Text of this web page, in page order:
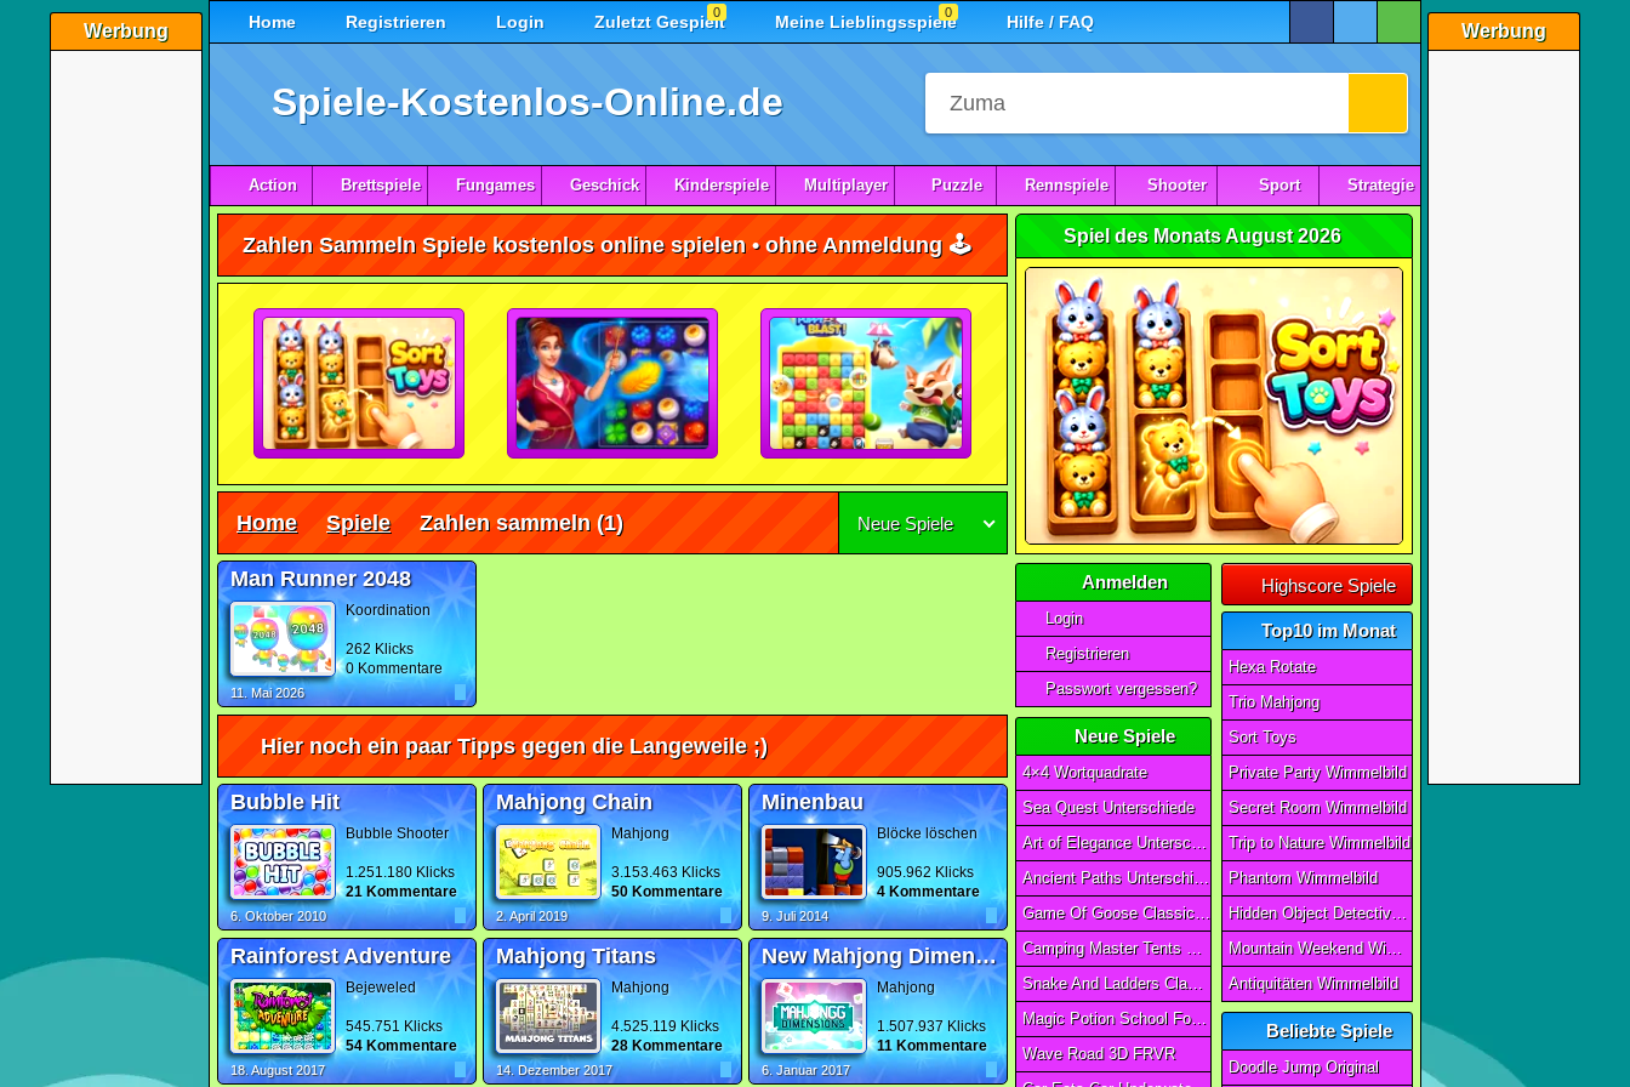
Werbung Werbung
Home Registrieren Login Zuletzt Gespielt
0 Meine Lieblingsspiele
0 Hilfe / FAQ
Spiele-Kostenlos-Online.de
Action Brettspiele Fungames Geschick Kinderspiele Multiplayer Puzzle Rennspiele Shooter Sport Strategie
Zahlen Sammeln Spiele kostenlos online spielen • ohne Anmeldung 🕹️
Home Spiele Zahlen sammeln (1) Neue Spiele
Man Runner 2048
Koordination
262 Klicks
0 Kommentare
11. Mai 2026
Hier noch ein paar Tipps gegen die Langeweile ;)
Bubble Hit
Bubble Shooter
1.251.180 Klicks
21 Kommentare
6. Oktober 2010
Mahjong Chain
Mahjong
3.153.463 Klicks
50 Kommentare
2. April 2019
Minenbau
Blöcke löschen
905.962 Klicks
4 Kommentare
9. Juli 2014
Rainforest Adventure
Bejeweled
545.751 Klicks
54 Kommentare
18. August 2017
Mahjong Titans
Mahjong
4.525.119 Klicks
28 Kommentare
14. Dezember 2017
New Mahjong Dimensions
Mahjong
1.507.937 Klicks
11 Kommentare
6. Januar 2017
Spiel des Monats August 2026
Anmelden
Login
Registrieren
Passwort vergessen?
Neue Spiele
4×4 Wortquadrate
Sea Quest Unterschiede
Art of Elegance Unterschiede
Ancient Paths Unterschiede
Game Of Goose Classic Edition
Camping Master Tents & Trees
Snake And Ladders Classic
Magic Potion School For Witch
Wave Road 3D FRVR
Highscore Spiele
Top10 im Monat
Hexa Rotate
Trio Mahjong
Sort Toys
Private Party Wimmelbild
Secret Room Wimmelbild
Trip to Nature Wimmelbild
Phantom Wimmelbild
Hidden Object Detective Story
Mountain Weekend Wimmelbild
Antiquitäten Wimmelbild
Beliebte Spiele
Doodle Jump Original